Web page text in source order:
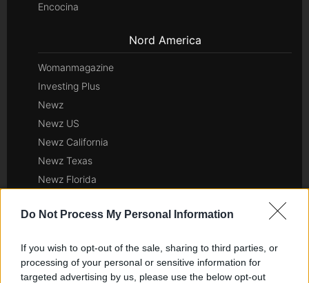
Do Not Process My Personal Information
If you wish to opt-out of the sale, sharing to third parties, or
processing of your personal or sensitive information for
targeted advertising by us, please use the below opt-out
Encocina
Nord America
Womanmagazine
Investing Plus
Newz
Newz US
Newz California
Newz Texas
Newz Florida
Newz Pennsylvania
Newz Ohio
Gameland